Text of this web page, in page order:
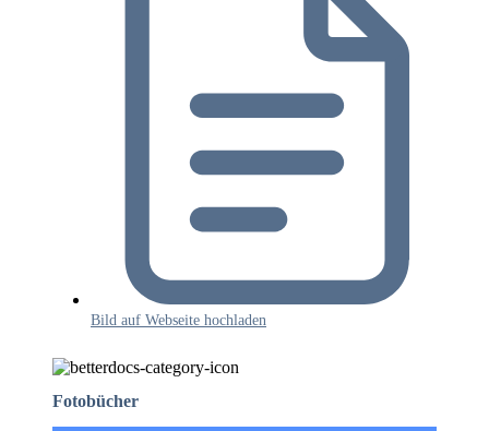
Bild auf Webseite hochladen
Fotobücher